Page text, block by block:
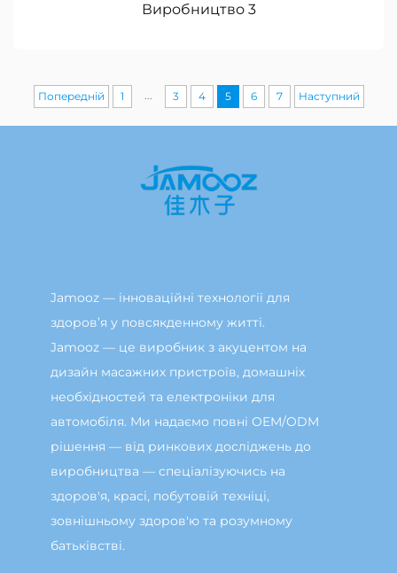
Виробництво 3
Попередній 1 3 4 5 6 7 Наступний
Jamooz — інноваційні технології для
здоров’я у повсякденному житті.
Jamooz — це виробник з акуцентом на
дизайн масажних пристроїв, домашніх
необхідностей та електроніки для
автомобіля. Ми надаємо повні OEM/ODM
рішення — від ринкових досліджень до
виробництва — спеціалізуючись на
здоров'я, красі, побутовій техніці,
зовнішньому здоров'ю та розумному
батьківстві.